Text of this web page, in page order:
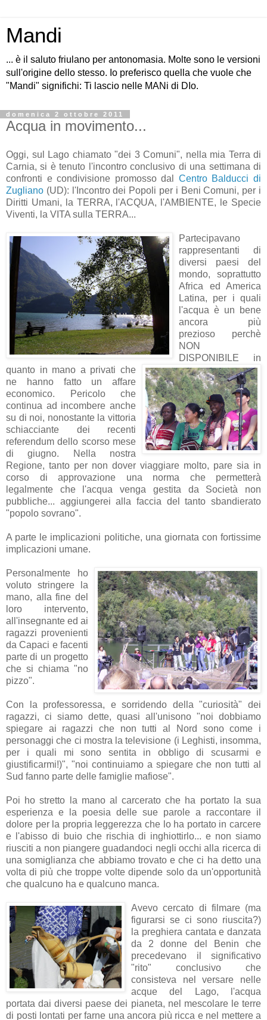
Mandi
... è il saluto friulano per antonomasia. Molte sono le versioni
sull'origine dello stesso. Io preferisco quella che vuole che
"Mandi" significhi: Ti lascio nelle MANi di DIo.
domenica 2 ottobre 2011
Acqua in movimento...
Oggi, sul Lago chiamato "dei 3 Comuni", nella mia Terra di
Carnia, si è tenuto l'incontro conclusivo di una settimana di
confronti e condivisione promosso dal Centro Balducci di
Zugliano (UD): l'Incontro dei Popoli per i Beni Comuni, per i
Diritti Umani, la TERRA, l'ACQUA, l'AMBIENTE, le Specie
Viventi, la VITA sulla TERRA...
Partecipavano
rappresentanti di
diversi paesi del
mondo, soprattutto
Africa ed America
Latina, per i quali
l'acqua è un bene
ancora più
prezioso perchè
NON
DISPONIBILE in
quanto in mano a privati che
ne hanno fatto un affare
economico. Pericolo che
continua ad incombere anche
su di noi, nonostante la vittoria
schiacciante dei recenti
referendum dello scorso mese
di giugno. Nella nostra
Regione, tanto per non dover viaggiare molto, pare sia in
corso di approvazione una norma che permetterà
legalmente che l'acqua venga gestita da Società non
pubbliche... aggiungerei alla faccia del tanto sbandierato
"popolo sovrano".
A parte le implicazioni politiche, una giornata con fortissime
implicazioni umane.
Personalmente ho
voluto stringere la
mano, alla fine del
loro intervento,
all'insegnante ed ai
ragazzi provenienti
da Capaci e facenti
parte di un progetto
che si chiama "no
pizzo".
Con la professoressa, e sorridendo della "curiosità" dei
ragazzi, ci siamo dette, quasi all'unisono "noi dobbiamo
spiegare ai ragazzi che non tutti al Nord sono come i
personaggi che ci mostra la televisione (i Leghisti, insomma,
per i quali mi sono sentita in obbligo di scusarmi e
giustificarmi!)", "noi continuiamo a spiegare che non tutti al
Sud fanno parte delle famiglie mafiose".
Poi ho stretto la mano al carcerato che ha portato la sua
esperienza e la poesia delle sue parole a raccontare il
dolore per la propria leggerezza che lo ha portato in carcere
e l'abisso di buio che rischia di inghiottirlo... e non siamo
riusciti a non piangere guadandoci negli occhi alla ricerca di
una somiglianza che abbiamo trovato e che ci ha detto una
volta di più che troppe volte dipende solo da un'opportunità
che qualcuno ha e qualcuno manca.
Avevo cercato di filmare (ma
figurarsi se ci sono riuscita?)
la preghiera cantata e danzata
da 2 donne del Benin che
precedevano il significativo
"rito" conclusivo che
consisteva nel versare nelle
acque del Lago, l'acqua
portata dai diversi paese dei pianeta, nel mescolare le terre
di posti lontati per farne una ancora più ricca e nel mettere a